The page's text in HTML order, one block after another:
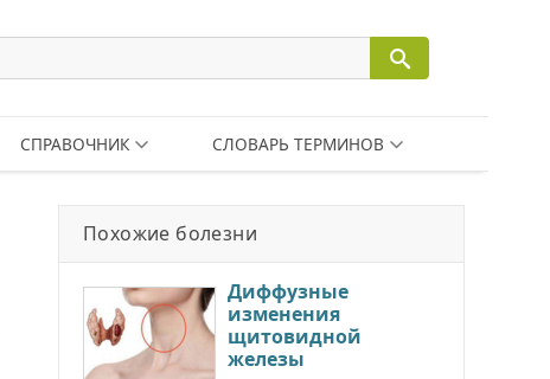
СПРАВОЧНИК СЛОВАРЬ ТЕРМИНОВ
Похожие болезни
Диффузные
изменения
щитовидной
железы